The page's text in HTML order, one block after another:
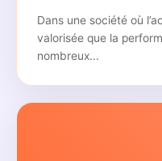
Dans une société où
valorisée que la
nombreux...